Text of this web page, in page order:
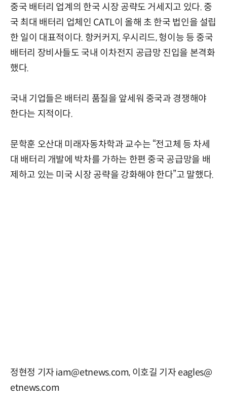
중국 배터리 업계의 한국 시장 공략도 거세지고 있다. 중
국 최대 배터리 업체인 CATL이 올해 초 한국 법인을 설립
한 일이 대표적이다. 항커커지, 우시리드, 헝이능 등 중국
배터리 장비사들도 국내 이차전지 공급망 진입을 본격화
했다.
국내 기업들은 배터리 품질을 앞세워 중국과 경쟁해야
한다는 지적이다.
문학훈 오산대 미래자동차학과 교수는 “전고체 등 차세
대 배터리 개발에 박차를 가하는 한편 중국 공급망을 배
제하고 있는 미국 시장 공략을 강화해야 한다”고 말했다.
정현정 기자 iam@etnews.com, 이호길 기자 eagles@
etnews.com